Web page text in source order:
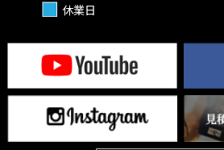
休業日